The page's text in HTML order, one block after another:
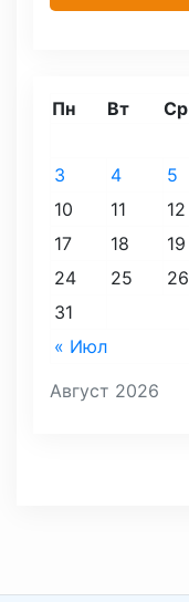
Август 2026
Пн Вт Ср
« Июл
3
4 5
10
11 12
17
18 19
24
25 26
31